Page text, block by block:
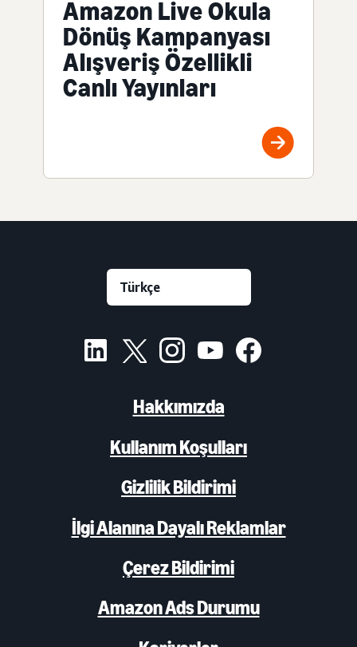
Amazon Live Okula
Dönüş Kampanyası
Alışveriş Özellikli
Canlı Yayınları
Hakkımızda
Kullanım Koşulları
Gizlilik Bildirimi
İlgi Alanına Dayalı Reklamlar
Çerez Bildirimi
Amazon Ads Durumu